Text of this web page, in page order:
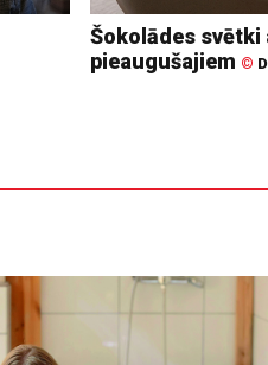
Šokolādes svētki
pieaugušajiem ©